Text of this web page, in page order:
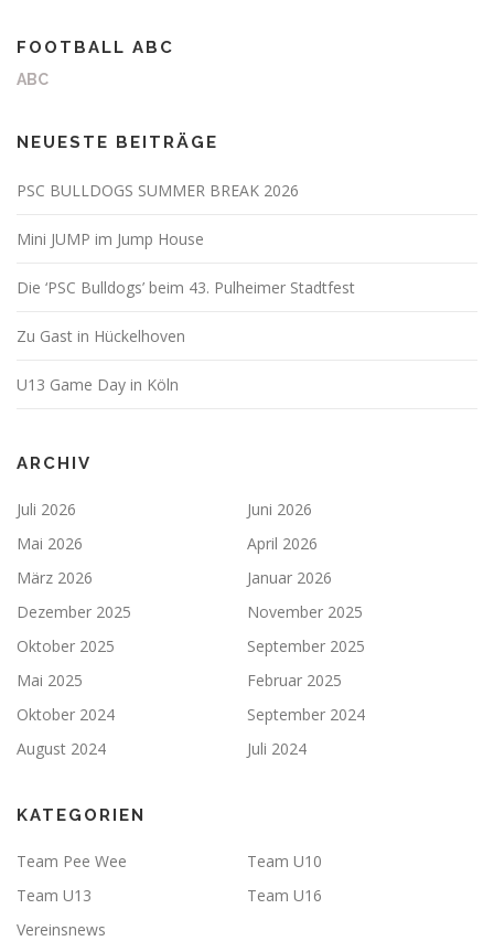
FOOTBALL ABC
ABC
NEUESTE BEITRÄGE
PSC BULLDOGS SUMMER BREAK 2026
Mini JUMP im Jump House
Die ‘PSC Bulldogs’ beim 43. Pulheimer Stadtfest
Zu Gast in Hückelhoven
U13 Game Day in Köln
ARCHIV
Juli 2026
Juni 2026
Mai 2026
April 2026
März 2026
Januar 2026
Dezember 2025
November 2025
Oktober 2025
September 2025
Mai 2025
Februar 2025
Oktober 2024
September 2024
August 2024
Juli 2024
KATEGORIEN
Team Pee Wee
Team U10
Team U13
Team U16
Vereinsnews